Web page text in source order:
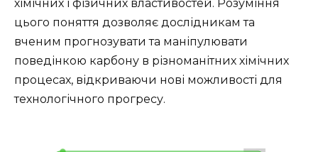
хімічних і фізичних властивостей. Розуміння
цього поняття дозволяє дослідникам та
вченим прогнозувати та маніпулювати
поведінкою карбону в різноманітних хімічних
процесах, відкриваючи нові можливості для
технологічного прогресу.